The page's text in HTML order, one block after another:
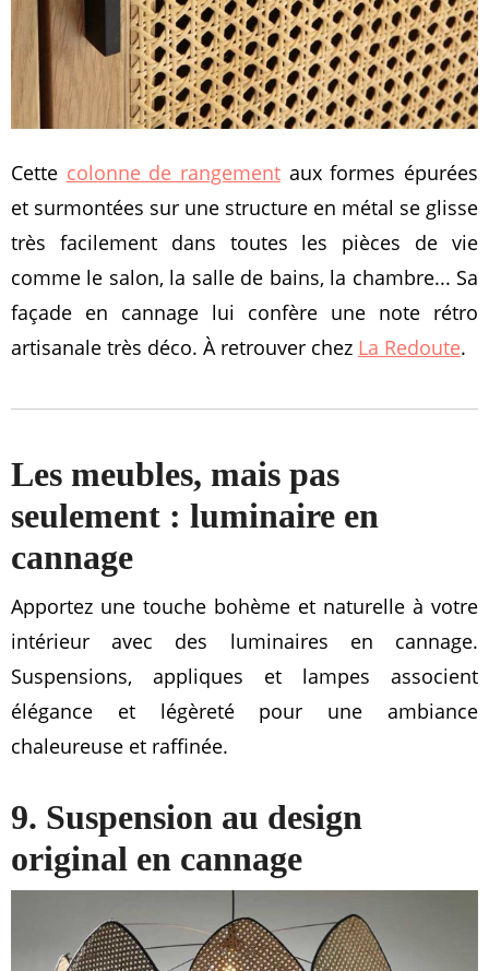
Cette colonne de rangement aux formes épurées
et surmontées sur une structure en métal se glisse
très facilement dans toutes les pièces de vie
comme le salon, la salle de bains, la chambre... Sa
façade en cannage lui confère une note rétro
artisanale très déco. À retrouver chez La Redoute.
Les meubles, mais pas
seulement : luminaire en
cannage
Apportez une touche bohème et naturelle à votre
intérieur avec des luminaires en cannage.
Suspensions, appliques et lampes associent
élégance et légèreté pour une ambiance
chaleureuse et raffinée.
9. Suspension au design
original en cannage